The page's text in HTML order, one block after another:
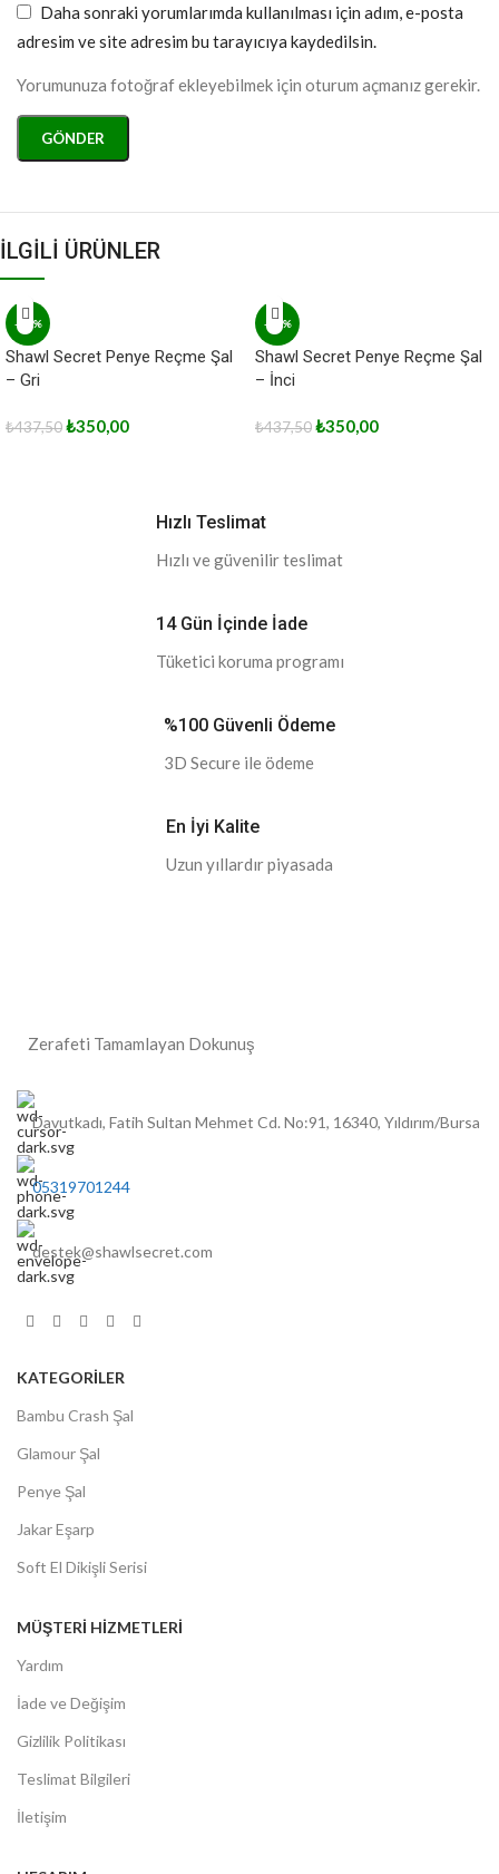
Daha sonraki yorumlarımda kullanılması için adım, e-posta
adresim ve site adresim bu tarayıcıya kaydedilsin.
Yorumunuza fotoğraf ekleyebilmek için oturum açmanız gerekir.
İLGİLİ ÜRÜNLER
-20%
Shawl Secret Penye Reçme Şal
– Gri
₺437,50₺350,00
-20%
Shawl Secret Penye Reçme Şal
– İnci
₺437,50₺350,00
Hızlı Teslimat
Hızlı ve güvenilir teslimat
14 Gün İçinde İade
Tüketici koruma programı
%100 Güvenli Ödeme
3D Secure ile ödeme
En İyi Kalite
Uzun yıllardır piyasada
Zerafeti Tamamlayan Dokunuş
Davutkadı, Fatih Sultan Mehmet Cd. No:91, 16340, Yıldırım/Bursa
05319701244
destek@shawlsecret.com
KATEGORİLER
Bambu Crash Şal
Glamour Şal
Penye Şal
Jakar Eşarp
Soft El Dikişli Serisi
MÜŞTERİ HİZMETLERİ
Yardım
İade ve Değişim
Gizlilik Politikası
Teslimat Bilgileri
İletişim